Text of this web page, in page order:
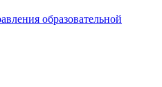
образовательной